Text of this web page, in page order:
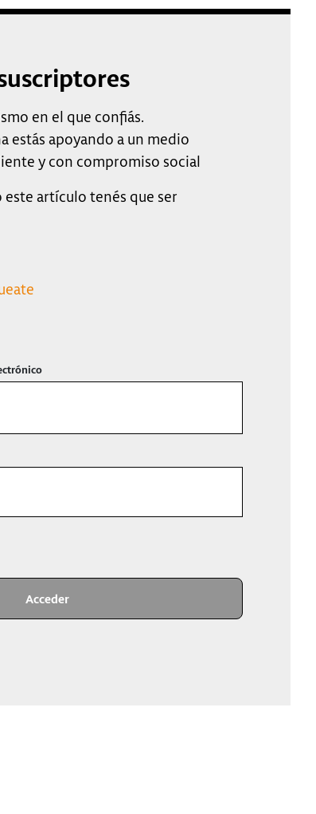
en el que confiás.
estás apoyando a un medio
y con compromiso social
artículo tenés que ser